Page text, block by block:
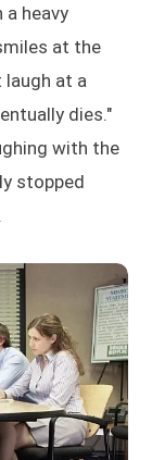
heavy
at the
at a
dies."
with the
stopped